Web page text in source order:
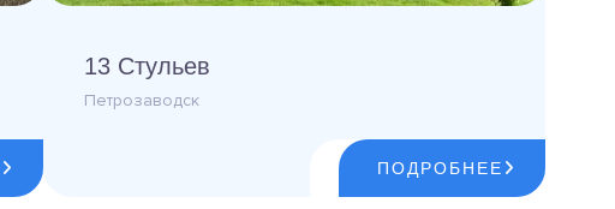
13 Стульев
Петрозаводск
ПОДРОБНЕЕ